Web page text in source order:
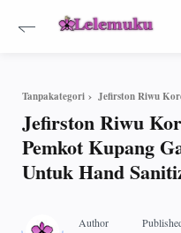
Tanpakategori
Jefirston Riwu
Pemkot Kupang
Untuk Hand